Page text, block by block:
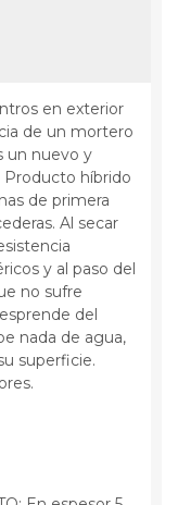
en exterior
de un mortero
un nuevo y
Producto híbrido
de primera
Al secar
y al paso del
no sufre
del
nada de agua,
superficie.